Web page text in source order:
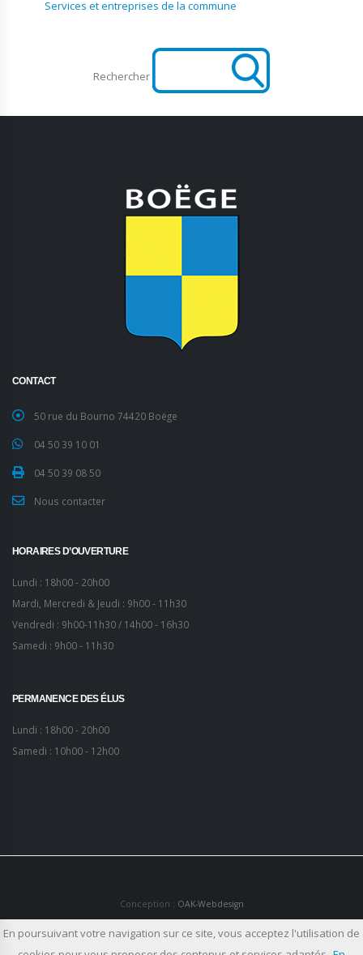
Services et entreprises de la commune
Rechercher
CONTACT
50 rue du Bourno 74420 Boëge
04 50 39 10 01
04 50 39 08 50
Nous contacter
HORAIRES D’OUVERTURE
Lundi : 18h00 - 20h00
Mardi, Mercredi & Jeudi : 9h00 - 11h30
Vendredi : 9h00-11h30 / 14h00 - 16h30
Samedi : 9h00 - 11h30
PERMANENCE DES ÉLUS
Lundi : 18h00 - 20h00
Samedi : 10h00 - 12h00
Conception : OAK-Webdesign
Plan du site Mentions légales
En poursuivant votre navigation sur ce site, vous acceptez l'utilisation de